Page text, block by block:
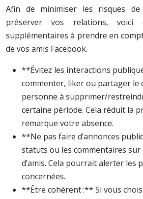
Afin de minimiser les risques
préserver vos relations, voici
supplémentaires à prendre en
de vos amis Facebook.
**Évitez les interactions
commenter, liker ou partager le
personne à supprimer/
certaine période. Cela réduit la
remarque votre absence.
**Ne pas faire d’annonces
statuts ou les commentaires sur
d’amis. Cela pourrait alerter les
concernées.
**Être cohérent :** Si vous